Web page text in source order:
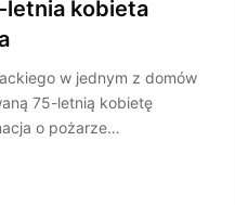
letnia kobieta
w jednym z domów
75-letnią kobietę
o pożarze…